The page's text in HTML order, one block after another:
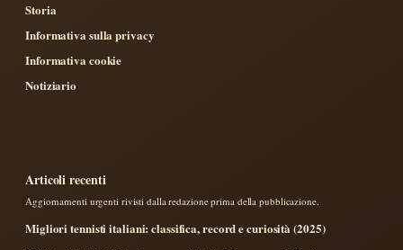
Storia
Informativa sulla privacy
Informativa cookie
Notiziario
Articoli recenti
Aggiornamenti urgenti rivisti dalla redazione prima della pubblicazione.
Migliori tennisti italiani: classifica, record e curiosità (2025)